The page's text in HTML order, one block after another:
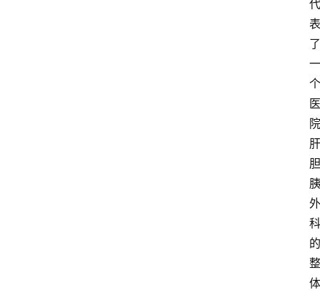
代
表
了
一
个
医
院
肝
胆
胰
外
科
的
整
体